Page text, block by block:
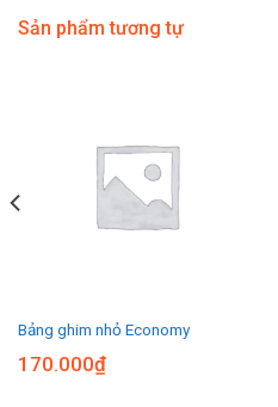
Sản phẩm tương tự
Bảng ghim nhỏ Economy
170.000₫